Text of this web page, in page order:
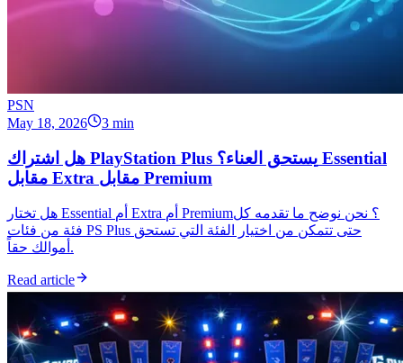
PSN
May 18, 2026
3 min
هل اشتراك PlayStation Plus يستحق العناء؟ Essential
مقابل Extra مقابل Premium
هل تختار Essential أم Extra أم Premium؟ نحن نوضح ما تقدمه كل
فئة من فئات PS Plus حتى تتمكن من اختيار الفئة التي تستحق
أموالك حقاً.
Read article